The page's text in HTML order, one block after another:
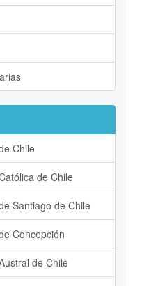
Chile
de Chile
Santiago de Chile
Concepción
de Chile